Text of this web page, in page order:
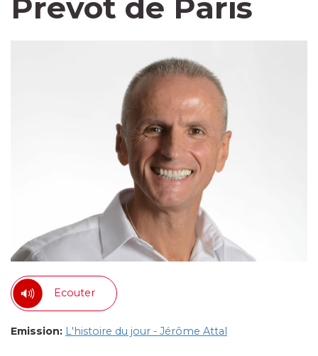
Prévôt de Paris
Ecouter
Emission: L'histoire du jour - Jérôme Attal